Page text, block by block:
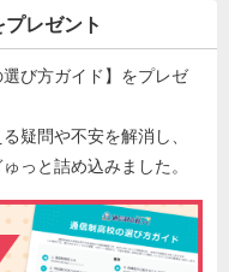
プレゼント
び方ガイド】をプレゼ
疑問や不安を解消し、
っと詰め込みました。